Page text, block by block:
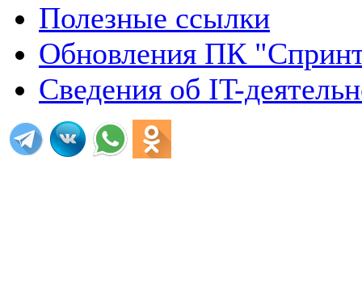
Полезные ссылки
Обновления ПК
Сведения об IT-